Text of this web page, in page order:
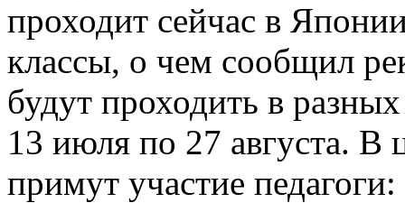
проходит сейчас в
классы, о чем сообщил
будут проходить в
13 июля по 27 августа.
примут участие